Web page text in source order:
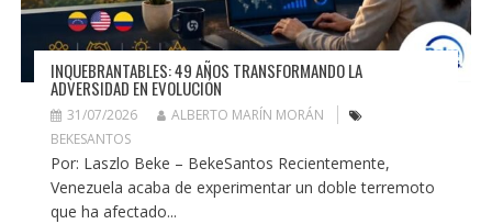
INQUEBRANTABLES: 49 AÑOS TRANSFORMANDO LA
ADVERSIDAD EN EVOLUCIÓN
31/07/2026
ALBERTO MARÍN MORÁN
BEKESANTOS
Por: Laszlo Beke – BekeSantos Recientemente,
Venezuela acaba de experimentar un doble terremoto
que ha afectado...